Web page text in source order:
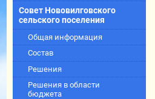
Совет Нововилговского
сельского поселения
Общая информация
Состав
Решения
Решения в области
бюджета